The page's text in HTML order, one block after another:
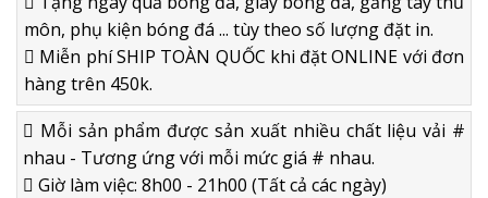
môn, phụ kiện bóng đá ... tùy theo số lượng đặt in.
Miễn phí SHIP TOÀN QUỐC khi đặt ONLINE với đơn
hàng trên 450k.
Mỗi sản phẩm được sản xuất nhiều chất liệu vải #
nhau - Tương ứng với mỗi mức giá # nhau.
Giờ làm việc: 8h00 - 21h00 (Tất cả các ngày)